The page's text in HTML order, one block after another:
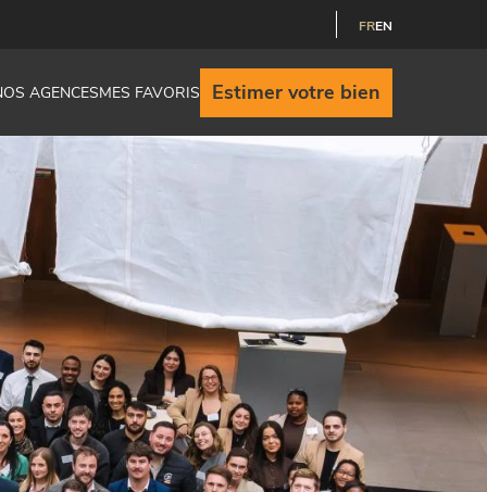
FREN
AGENCESMES FAVORIS Estimer votre bien